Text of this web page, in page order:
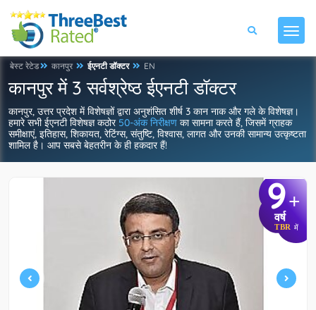
बेस्ट रेटेड कानपुर ईएनटी डॉक्टर EN
कानपुर में 3 सर्वश्रेष्ठ ईएनटी डॉक्टर
कानपुर, उत्तर प्रदेश में विशेषज्ञों द्वारा अनुशंसित शीर्ष 3 कान नाक और गले के विशेषज्ञ।
हमारे सभी ईएनटी विशेषज्ञ कठोर 50-अंक निरीक्षण का सामना करते हैं, जिसमें ग्राहक
समीक्षाएं, इतिहास, शिकायत, रेटिंग्स, संतुष्टि, विश्वास, लागत और उनकी सामान्य उत्कृष्टता
शामिल है। आप सबसे बेहतरीन के ही हकदार हैं!
9+
वर्ष
TBR में